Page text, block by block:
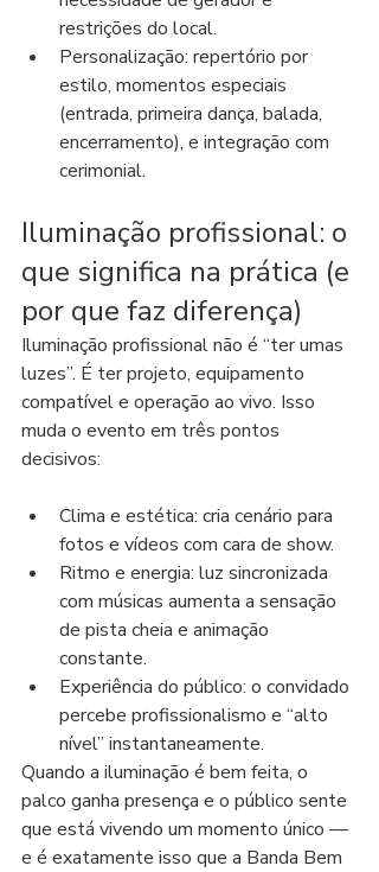
restrições do local.
Personalização: repertório por
estilo, momentos especiais
(entrada, primeira dança, balada,
encerramento), e integração com
cerimonial.
Iluminação profissional: o
que significa na prática (e
por que faz diferença)
Iluminação profissional não é “ter umas
luzes”. É ter projeto, equipamento
compatível e operação ao vivo. Isso
muda o evento em três pontos
decisivos:
Clima e estética: cria cenário para
fotos e vídeos com cara de show.
Ritmo e energia: luz sincronizada
com músicas aumenta a sensação
de pista cheia e animação
constante.
Experiência do público: o convidado
percebe profissionalismo e “alto
nível” instantaneamente.
Quando a iluminação é bem feita, o
palco ganha presença e o público sente
que está vivendo um momento único —
e é exatamente isso que a Banda Bem